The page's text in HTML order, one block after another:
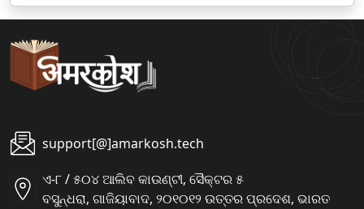
support[@]amarkosh.tech
ଏ-୮ / ୫୦୪ ଆଲିବ କାଉଣ୍ଟୀ, ସୈକ୍ଟର ୫
ବସୁନ୍ଧରା, ଗାଜିୟାବାଦ, ୨୦୧୦୧୨ ଉତ୍ତର ପ୍ରଦେଶ, ଭାରତ